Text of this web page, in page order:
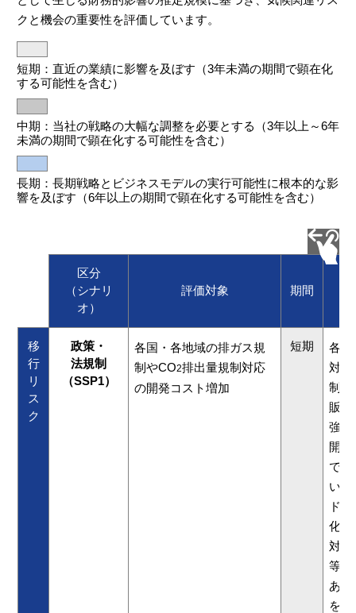
クと機会の重要性を評価しています。
短期：直近の業績に影響を及ぼす（3年未満の期間で顕在化
する可能性を含む）
中期：当社の戦略の大幅な調整を必要とする（3年以上～6年
未満の期間で顕在化する可能性を含む）
長期：長期戦略とビジネスモデルの実行可能性に根本的な影
響を及ぼす（6年以上の期間で顕在化する可能性を含む）
区分
（シナリ
オ）
評価対象 期間
移
行
リ
ス
ク
政策・
法規制
（SSP1）
各国・各地域の排ガス規
制やCO2排出量規制対応
の開発コスト増加
短期
各国
対応
制・
販売
強化
開発
で、
いま
ド
化の
対策
等に
ある
を